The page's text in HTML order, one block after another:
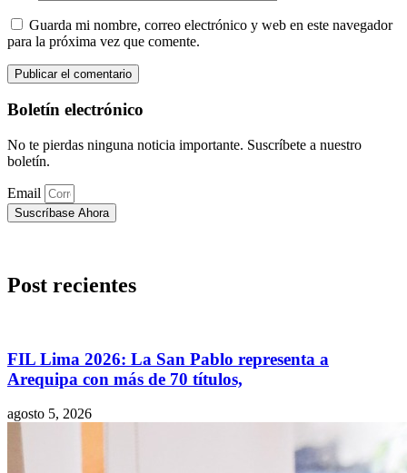
Guarda mi nombre, correo electrónico y web en este navegador
para la próxima vez que comente.
Boletín electrónico
No te pierdas ninguna noticia importante. Suscríbete a nuestro
boletín.
Email
Suscríbase Ahora
Post recientes
FIL Lima 2026: La San Pablo representa a
Arequipa con más de 70 títulos,
agosto 5, 2026